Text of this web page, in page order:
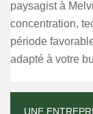
paysagist à
concentration,
période
adapté à votre
UNE